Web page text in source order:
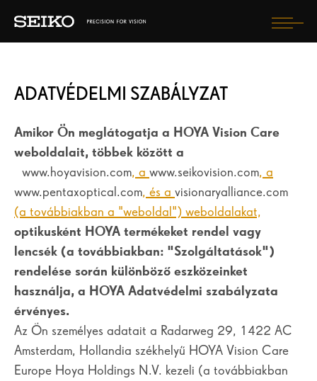
LENCSÉK
MIRE SZÁMÍTHATOK?
HOGYAN VÁLTOZIK A MEGJELENÉSEM?
KERESSEN LÁTSZERÉSZT!
ORSZÁG KIVÁLASZTÁSA
ADATVÉDELMI SZABÁLYZAT
Amikor Ön meglátogatja a HOYA Vision Care
weboldalait, többek között a
www.hoyavision.com, a www.seikovision.com, a
www.pentaxoptical.com, és a visionaryalliance.com
(a továbbiakban a "weboldal") weboldalakat,
optikusként HOYA termékeket rendel vagy
lencsék (a továbbiakban: "Szolgáltatások")
rendelése során különböző eszközeinket
használja, a HOYA Adatvédelmi szabályzata
érvényes.
Az Ön személyes adatait a Radarweg 29, 1422 AC
Amsterdam, Hollandia székhelyű HOYA Vision Care
Europe Hoya Holdings N.V. kezeli (a továbbiakban